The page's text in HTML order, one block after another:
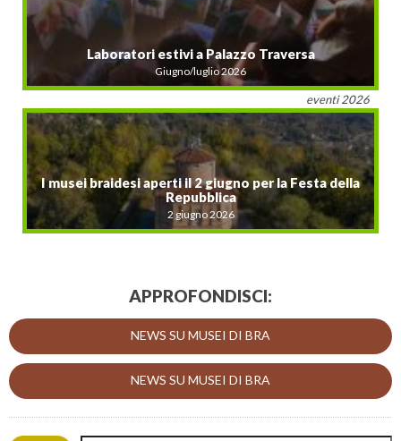
Laboratori estivi a Palazzo Traversa
Giugno/luglio 2026
eventi 2026
I musei braidesi aperti il 2 giugno per la Festa della
Repubblica
2 giugno 2026
APPROFONDISCI:
NEWS SU MUSEI DI BRA
NEWS SU MUSEI DI BRA